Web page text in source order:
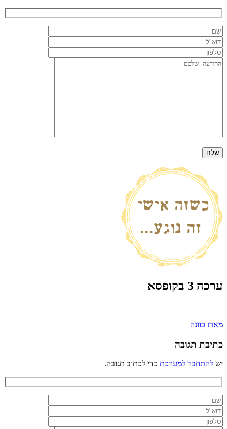
ערכה 3 בקופסא
ניווט
מארז כוונה
כתיבת תגובה
יש להתחבר למערכת כדי לכתוב תגובה.